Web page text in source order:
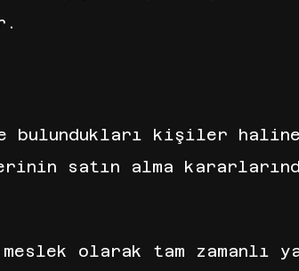
bulundukları kişiler
satın alma
olarak tam zamanlı